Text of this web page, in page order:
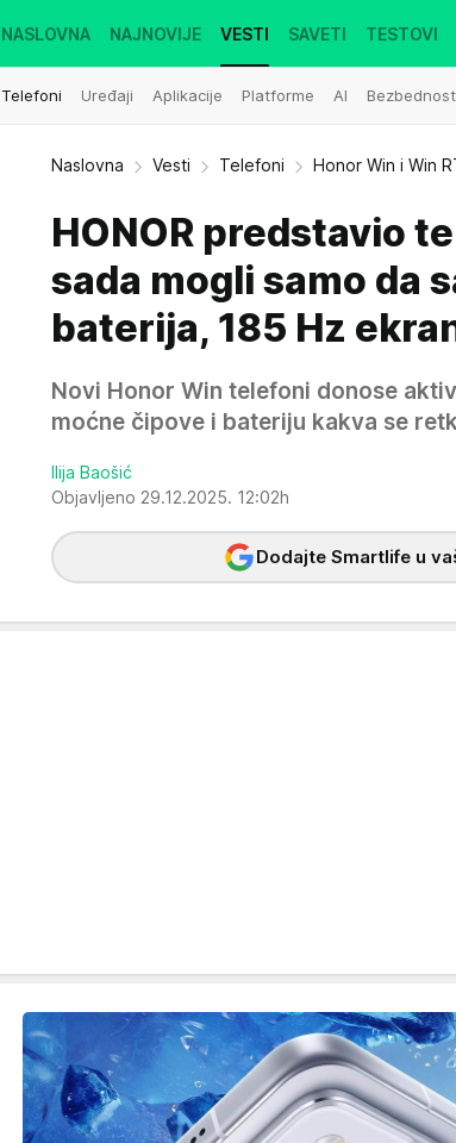
NASLOVNA NAJNOVIJE VESTI
Telefoni Uređaji Aplikacije Platforme AI Bezbednost
SAVETI TESTOVI
Naslovna Vesti Telefoni Honor Win i Win
HONOR predstavio
sada mogli samo da
baterija, 185 Hz
Novi Honor Win telefoni donose
moćne čipove i bateriju kakva se
Ilija Baošić
Objavljeno 29.12.2025. 12:02h
Dodajte Smartlife u